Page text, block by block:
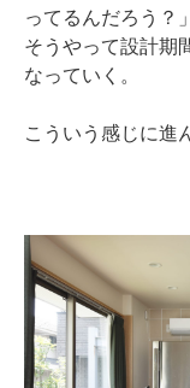
ってるんだろう？
そうやって設計期
なっていく。
こういう感じに進